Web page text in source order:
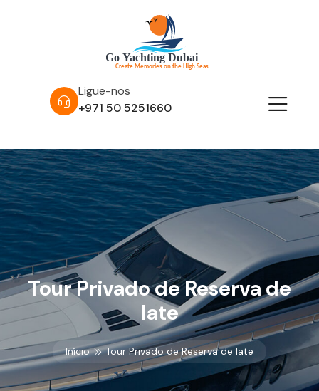
Ligue-nos
+971 50 5251660
Tour Privado de Reserva de
Iate
Início Tour Privado de Reserva de Iate